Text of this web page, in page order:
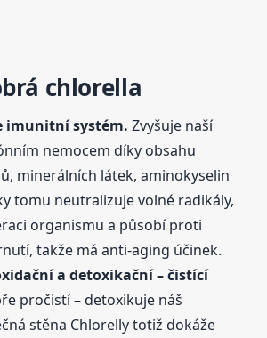
chlorella
imunitní systém. Zvyšuje naší
nemocem díky obsahu
minerálních látek, aminokyselin
tomu neutralizuje volné radikály,
organismu a působí proti
takže má anti-aging účinek.
a detoxikační – čistící
pročistí – detoxikuje náš
stěna Chlorelly totiž dokáže